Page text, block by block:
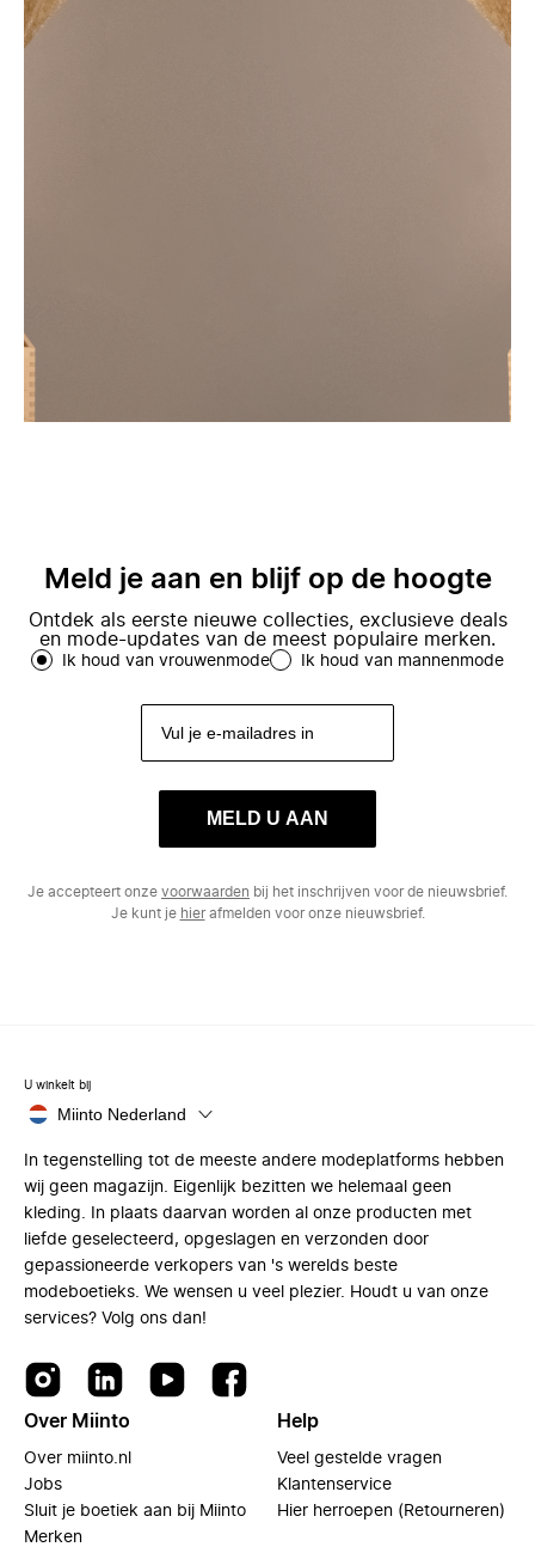
Meld je aan en blijf op de hoogte
Ontdek als eerste nieuwe collecties, exclusieve deals
en mode-updates van de meest populaire merken.
Ik houd van vrouwenmode Ik houd van mannenmode
MELD U AAN
Je accepteert onze voorwaarden bij het inschrijven voor de nieuwsbrief.
Je kunt je hierafmelden voor onze nieuwsbrief.
U winkelt bij
Miinto Nederland
In tegenstelling tot de meeste andere modeplatforms hebben
wij geen magazijn. Eigenlijk bezitten we helemaal geen
kleding. In plaats daarvan worden al onze producten met
liefde geselecteerd, opgeslagen en verzonden door
gepassioneerde verkopers van 's werelds beste
modeboetieks. We wensen u veel plezier. Houdt u van onze
services? Volg ons dan!
Over Miinto
Over miinto.nl
Jobs
Sluit je boetiek aan bij Miinto
Merken
Help
Veel gestelde vragen
Klantenservice
Hier herroepen (Retourneren)